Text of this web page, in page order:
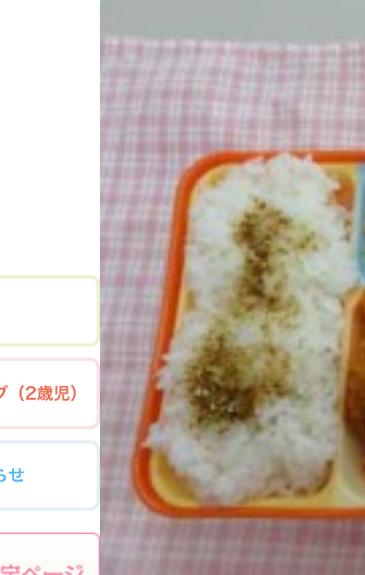
2020年11月(06)
2017年11月(09)
2016年11月(05)
2014年11月(10)